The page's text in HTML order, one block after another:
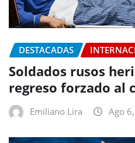
DESTACADAS
Soldados rusos
regreso forzado al
Emiliano Lira Ago